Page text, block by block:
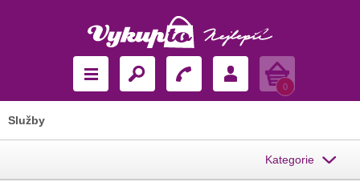
Košík
0
Služby
Kategorie